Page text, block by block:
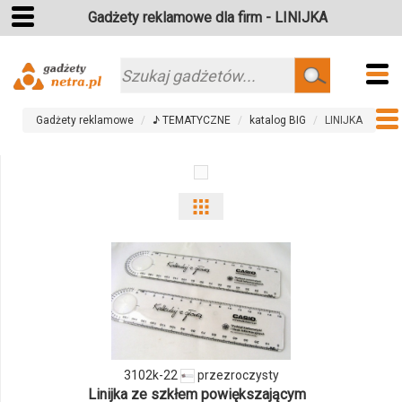
Gadżety reklamowe dla firm - LINIJKA
Szukaj
Gadżety reklamowe ♪ TEMATYCZNE katalog BIG LINIJKA
odmiany
i
ilości
produktu
3102k-
3102k-22 przezroczysty
Linijka ze szkłem powiększającym